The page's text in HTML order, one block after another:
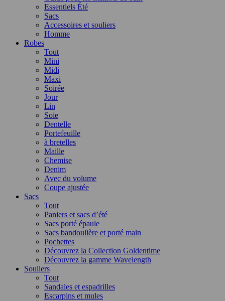
Essentiels Été
Sacs
Accessoires et souliers
Homme
Robes
Tout
Mini
Midi
Maxi
Soirée
Jour
Lin
Soie
Dentelle
Portefeuille
à bretelles
Maille
Chemise
Denim
Avec du volume
Coupe ajustée
Sacs
Tout
Paniers et sacs d’été
Sacs porté épaule
Sacs bandoulière et porté main
Pochettes
Découvrez la Collection Goldentime
Découvrez la gamme Wavelength
Souliers
Tout
Sandales et espadrilles
Escarpins et mules